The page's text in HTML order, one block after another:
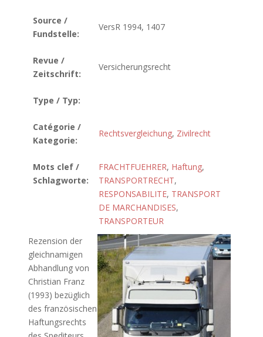
Source /
Fundstelle:
VersR 1994, 1407
Revue /
Zeitschrift:
Versicherungsrecht
Type / Typ:
Catégorie /
Kategorie:
Rechtsvergleichung, Zivilrecht
Mots clef /
Schlagworte:
FRACHTFUEHRER, Haftung,
TRANSPORTRECHT,
RESPONSABILITE, TRANSPORT
DE MARCHANDISES,
TRANSPORTEUR
Rezension der
gleichnamigen
Abhandlung von
Christian Franz
(1993) bezüglich
des französischen
Haftungsrechts